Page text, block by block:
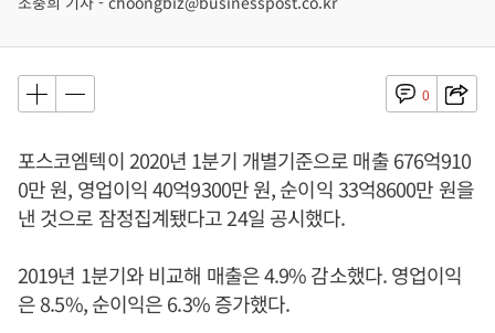
0
포스코엠텍이 2020년 1분기 개별기준으로 매출 676억910
0만 원, 영업이익 40억9300만 원, 순이익 33억8600만 원을
낸 것으로 잠정집계됐다고 24일 공시했다.
2019년 1분기와 비교해 매출은 4.9% 감소했다. 영업이익
은 8.5%, 순이익은 6.3% 증가했다.